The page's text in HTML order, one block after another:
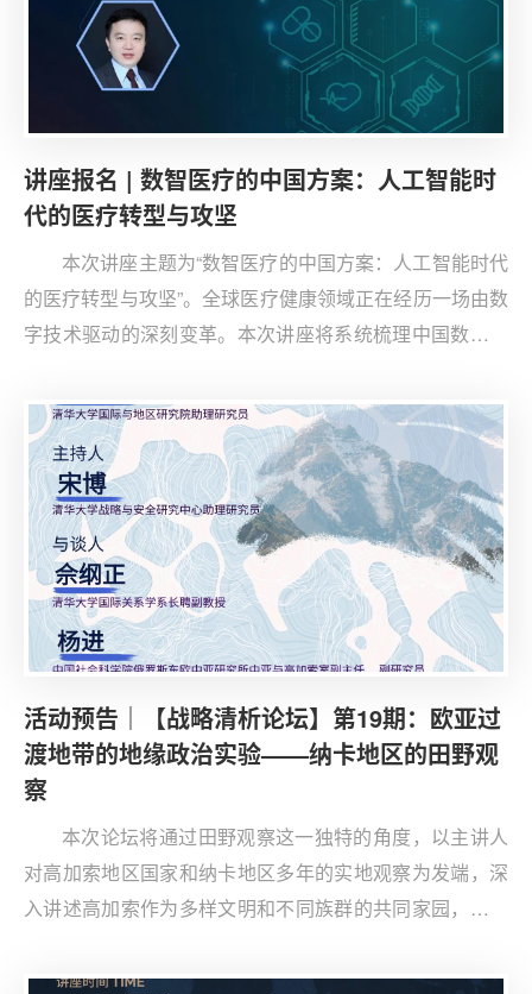
讲座报名 | 数智医疗的中国方案：人工智能时
代的医疗转型与攻坚
本次讲座主题为“数智医疗的中国方案：人工智能时代
的医疗转型与攻坚”。全球医疗健康领域正在经历一场由数
字技术驱动的深刻变革。本次讲座将系统梳理中国数智医
字时代中国医疗体系的转型与攻坚图景。
活动预告｜【战略清析论坛】第19期：欧亚过
渡地带的地缘政治实验——纳卡地区的田野观
察
本次论坛将通过田野观察这一独特的角度，以主讲人
对高加索地区国家和纳卡地区多年的实地观察为发端，深
入讲述高加索作为多样文明和不同族群的共同家园，其内
索地区重要研究议题的最新变化，以及涉事各方和周边国